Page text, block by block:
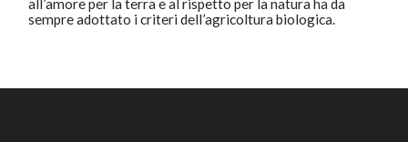
all’amore per la terra e al rispetto per la natura ha da
sempre adottato i criteri dell’agricoltura biologica.